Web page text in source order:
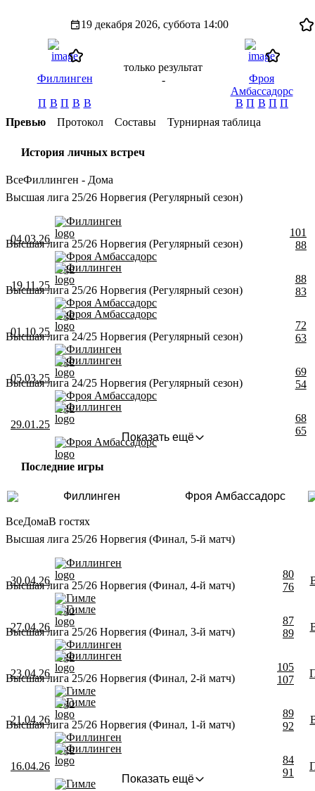
19 декабря 2026, суббота 14:00
Филлинген
П В П В В
только результат
-
Фроя
Амбассадорс
В П В П П
Превью
Протокол Составы Турнирная таблица
История личных встреч
ВсеФиллинген - Дома
Высшая лига 25/26 Норвегия (Регулярный сезон)
04.03.26
Филлинген
Фроя Амбассадорс
101
88
Высшая лига 25/26 Норвегия (Регулярный сезон)
19.11.25
Филлинген
Фроя Амбассадорс
88
83
Высшая лига 25/26 Норвегия (Регулярный сезон)
01.10.25
Фроя Амбассадорс
Филлинген
72
63
Высшая лига 24/25 Норвегия (Регулярный сезон)
05.03.25
Филлинген
Фроя Амбассадорс
69
54
Высшая лига 24/25 Норвегия (Регулярный сезон)
29.01.25
Филлинген
Фроя Амбассадорс
68
65
Показать ещё
Последние игры
Филлинген Фроя Амбассадорс
ВсеДомаВ гостях
Высшая лига 25/26 Норвегия (Финал, 5-й матч)
30.04.26
Филлинген
Гимле
80
76
Высшая лига 25/26 Норвегия (Финал, 4-й матч)
27.04.26
Гимле
Филлинген
87
89
Высшая лига 25/26 Норвегия (Финал, 3-й матч)
23.04.26
Филлинген
Гимле
105
107
Высшая лига 25/26 Норвегия (Финал, 2-й матч)
21.04.26
Гимле
Филлинген
89
92
Высшая лига 25/26 Норвегия (Финал, 1-й матч)
16.04.26
Филлинген
Гимле
84
91
Показать ещё